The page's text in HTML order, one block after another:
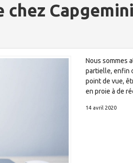
Nous sommes
partielle, enfin
point de vue,
en proie à de
14 avril 2020